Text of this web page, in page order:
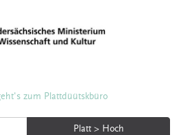
zum Plattdüütskbüro
Platt > Hoch